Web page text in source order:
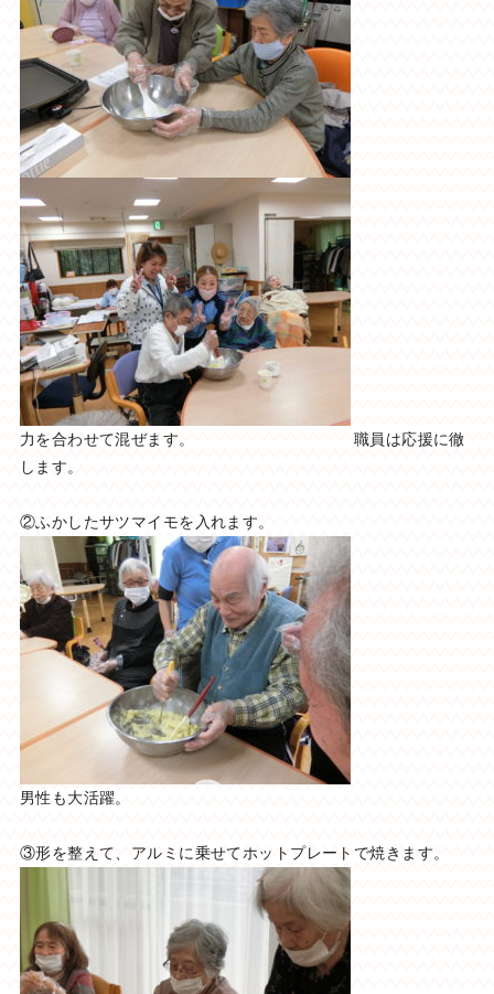
力を合わせて混ぜます。 職員は応援に徹
します。
②ふかしたサツマイモを入れます。
男性も大活躍。
③形を整えて、アルミに乗せてホットプレートで焼きます。